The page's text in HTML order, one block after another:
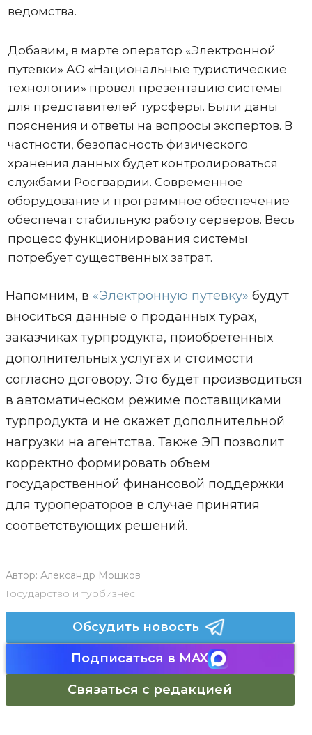
ведомства.
Добавим, в марте оператор «Электронной
путевки» АО «Национальные туристические
технологии» провел презентацию системы
для представителей турсферы. Были даны
пояснения и ответы на вопросы экспертов. В
частности, безопасность физического
хранения данных будет контролироваться
службами Росгвардии. Современное
оборудование и программное обеспечение
обеспечат стабильную работу серверов. Весь
процесс функционирования системы
потребует существенных затрат.
Напомним, в «Электронную путевку» будут
вноситься данные о проданных турах,
заказчиках турпродукта, приобретенных
дополнительных услугах и стоимости
согласно договору. Это будет производиться
в автоматическом режиме поставщиками
турпродукта и не окажет дополнительной
нагрузки на агентства. Также ЭП позволит
корректно формировать объем
государственной финансовой поддержки
для туроператоров в случае принятия
соответствующих решений.
Автор: Александр Мошков
Государство и турбизнес
Обсудить новость
Подписаться в MAX
Связаться с редакцией